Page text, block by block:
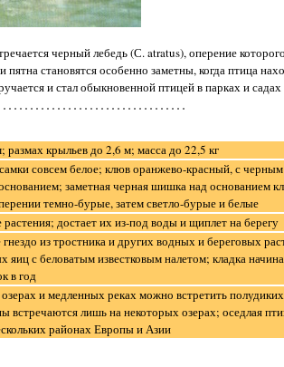
черный лебедь (С. atratus), оперение
становятся особенно заметны, когда птица
и стал обыкновенной птицей в парках и
размах крыльев до 2,6 м; масса до 22,5 кг
совсем белое; клюв оранжево-красный, с черным
заметная черная шишка над основанием
темно-бурые, затем светло-бурые и белые
достает их из-под воды и щиплет на берегу
из тростника и других водных и береговых
яиц с беловатым известковым налетом; кладка
в год
и медленных реках можно встретить
встречаются лишь на некоторых озерах; оседлая
районах Европы и Азии